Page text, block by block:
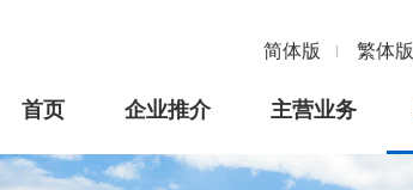
简体版 繁体版
首页 企业推介 主营业务